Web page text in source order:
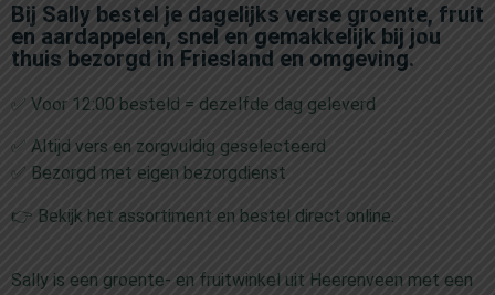
Bij Sally bestel je dagelijks verse groente, fruit
en aardappelen, snel en gemakkelijk bij jou
thuis bezorgd in Friesland en omgeving.
✅ Voor 12:00 besteld = dezelfde dag geleverd
✅ Altijd vers en zorgvuldig geselecteerd
✅ Bezorgd met eigen bezorgdienst
👉 Bekijk het assortiment en bestel direct online.
Sally is een groente- en fruitwinkel uit Heerenveen met een